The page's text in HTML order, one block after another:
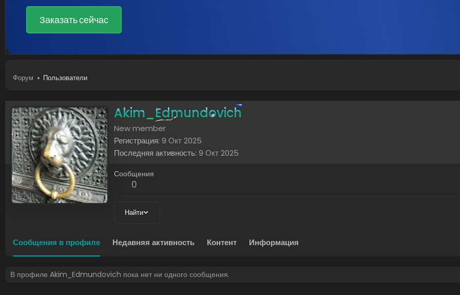
Заказать сейчас
Форум Пользователи
Akim_Edmundovich
New member
Регистрация 9 Окт 2025
Последняя активность 9 Окт 2025
Сообщения
0
Найти
Сообщения в профиле Недавняя активность Контент Информация
В профиле Akim_Edmundovich пока нет ни одного сообщения.